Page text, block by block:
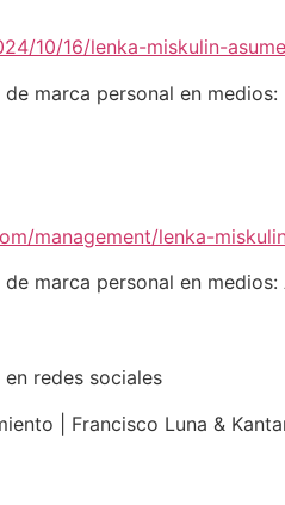
10/16/lenka-miskulin-
marca personal en medios:
management/lenka-
marca personal en medios:
redes sociales
| Francisco Luna &